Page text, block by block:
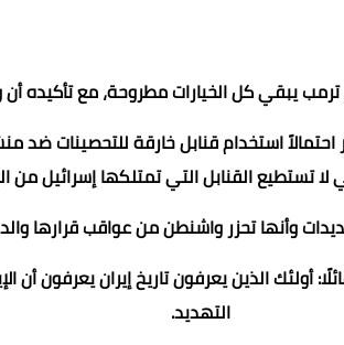
يبقي كل الخيارات مطروحة، مع تأكيده أن
احتمالاً استخدام قنابل خارقة للتحصينات ضد
تستطيع القنابل التي تمتلكها إسرائيل من
وأنها تحزر واشنطن من عواقب قرارها
الذين يعرفون تاريخ إيران يعرفون أن
التهديد.